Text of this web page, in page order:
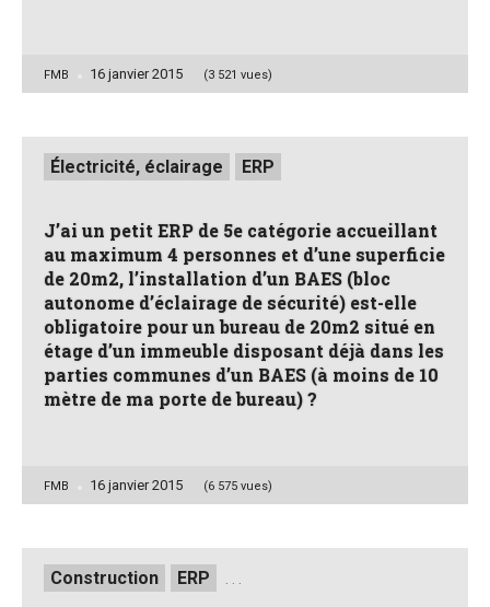
Posted
FMB 16 janvier 2015 (3 521 vues)
Posted
inÉlectricité, éclairage ERP
J’ai un petit ERP de 5e catégorie accueillant
au maximum 4 personnes et d’une superficie
de 20m2, l’installation d’un BAES (bloc
autonome d’éclairage de sécurité) est-elle
obligatoire pour un bureau de 20m2 situé en
étage d’un immeuble disposant déjà dans les
parties communes d’un BAES (à moins de 10
mètre de ma porte de bureau) ?
Posted
FMB 16 janvier 2015 (6 575 vues)
Posted
inConstruction ERP . . .